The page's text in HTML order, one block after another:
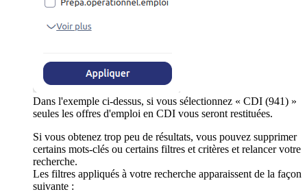
Dans l'exemple ci-dessus, si vous sélectionnez « CDI (941) »
seules les offres d'emploi en CDI vous seront restituées.
Si vous obtenez trop peu de résultats, vous pouvez supprimer
certains mots-clés ou certains filtres et critères et relancer votre
recherche.
Les filtres appliqués à votre recherche apparaissent de la façon
suivante :